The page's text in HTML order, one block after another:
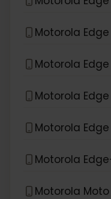
Motorola
Motorola
Motorola
Motorola
Motorola
Motorola